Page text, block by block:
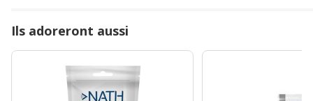
Ils adoreront aussi